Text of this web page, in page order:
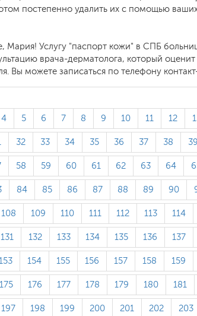
постепенно удалить их с помощью
Мария! Услугу "паспорт кожи" в СПБ
врача-дерматолога, который
Вы можете записаться по телефону
4 5 6 7 8 9 10 11 12
32 33 34 35 36 37 38 39
58 59 60 61 62 63 64
84 85 86 87 88 89 90
108 109 110 111 112 113 114
131 132 133 134 135 136 137
154 155 156 157 158 159
175 176 177 178 179 180 181
197 198 199 200 201 202 203